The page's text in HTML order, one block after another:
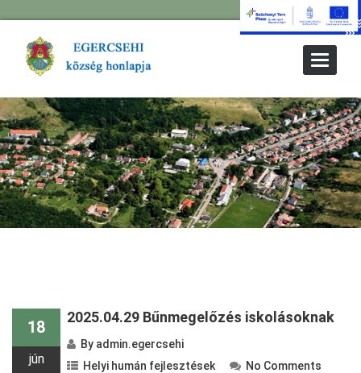
Toggle
18
jún
2025.04.29 Bűnmegelőzés iskolásoknak
By admin.egercsehi
Helyi humán fejlesztések
No Comments